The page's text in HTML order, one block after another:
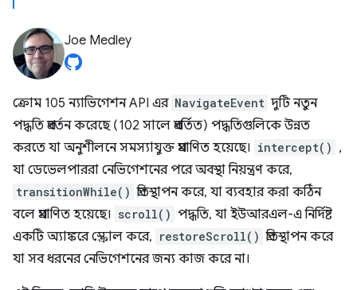
Joe Medley
ক্রোম 105 ন্যাভিগেশন API এর NavigateEvent দুটি নতুন
পদ্ধতি প্রবর্তন করেছে (102 সালে প্রবর্তিত) পদ্ধতিগুলিকে উন্নত
করতে যা অনুশীলনে সমস্যাযুক্ত প্রমাণিত হয়েছে। intercept() ,
যা ডেভেলপাররা নেভিগেশনের পরে অবস্থা নিয়ন্ত্রণ করে,
transitionWhile() প্রতিস্থাপন করে, যা ব্যবহার করা কঠিন
বলে প্রমাণিত হয়েছে। scroll() পদ্ধতি, যা ইউআরএল-এ নির্দিষ্ট
একটি অ্যাঙ্করে স্ক্রোল করে, restoreScroll() প্রতিস্থাপন করে
যা সব ধরনের নেভিগেশনের জন্য কাজ করে না।